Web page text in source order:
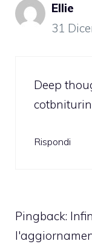
Ellie
31
Deep
Rispondi
Pingback: